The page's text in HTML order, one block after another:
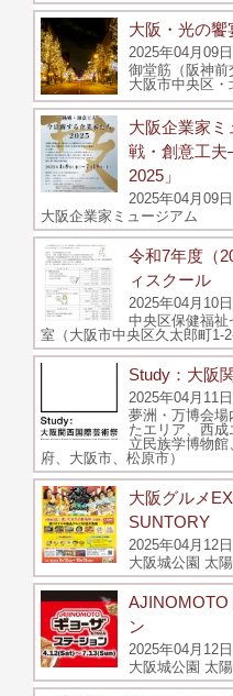
大阪・光の饗
2025年04月09
御堂筋（阪神前
大阪市中央区・
大阪企業家
戦・創意工
2025」
2025年04月09
大阪企業家ミュージアム
令和7年度（
ィスクール
2025年04月10
中央区保健福
室（大阪市中央区久太郎町1-2-
Study：大阪
2025年04月11
夢洲・万博会場
たエリア、西
立民族学博物
府、大阪市、松原市）
大阪グルメ
SUNTORY
2025年04月12
大阪城公園 太
AJINOMOTO
ン
2025年04月12
大阪城公園 太